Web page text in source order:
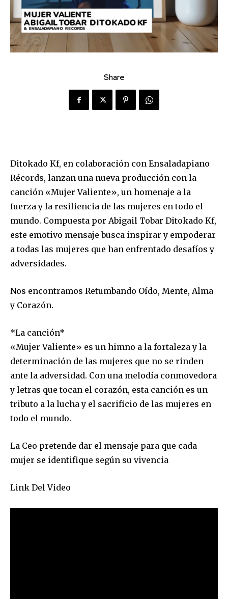
Share
Ditokado Kf, en colaboración con Ensaladapiano
Récords, lanzan una nueva producción con la
canción «Mujer Valiente», un homenaje a la
fuerza y la resiliencia de las mujeres en todo el
mundo. Compuesta por Abigail Tobar Ditokado Kf,
este emotivo mensaje busca inspirar y empoderar
a todas las mujeres que han enfrentado desafíos y
adversidades.
Nos encontramos Retumbando Oído, Mente, Alma
y Corazón.
*La canción*
«Mujer Valiente» es un himno a la fortaleza y la
determinación de las mujeres que no se rinden
ante la adversidad. Con una melodía conmovedora
y letras que tocan el corazón, esta canción es un
tributo a la lucha y el sacrificio de las mujeres en
todo el mundo.
La Ceo pretende dar el mensaje para que cada
mujer se identifique según su vivencia
Link Del Video